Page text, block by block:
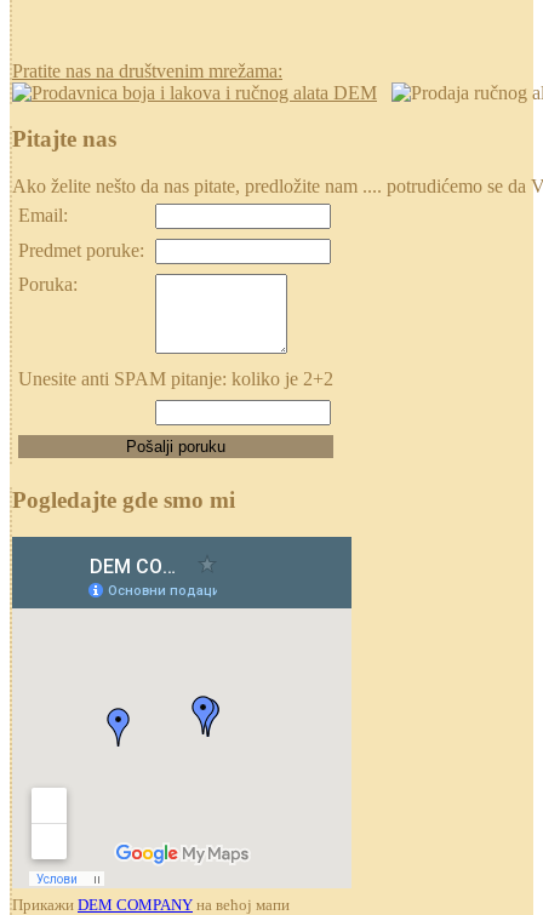
Pratite nas na društvenim mrežama:
Pitajte nas
Ako želite nešto da nas pitate, predložite nam .... potrudićemo se
Email:
Predmet poruke:
Poruka:
Unesite anti SPAM pitanje: koliko je 2+2
Pogledajte gde smo mi
Прикажи DEM COMPANY на већој мапи